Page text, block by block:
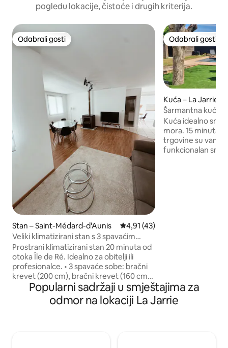
pogledu lokacije, čistoće i drugih kriterija.
Odabrali gosti
Odabrali gosti
Stan – Saint-Médard-d'Aunis Prosječna ocjena: 4,91/5,
4,91 (43)
Veliki klimatizirani stan s 3 spavaćim
sobama, 15 minuta od plaža
Prostrani klimatizirani stan 20 minuta od
otoka Île de Ré. Idealno za obitelji ili
profesionalce. • 3 spavaće sobe: bračni
krevet (200 cm), bračni krevet (160 cm) i
krevet za jednu osobu (90 cm). • Udoban
dnevni boravak sa stolom za 6 osoba i
televizorom. • Potpuno opremljena
Odabrali gosti
Odabrali gosti
Kuća – La Jarrie
Šarmantna kuća
i jacuzzi.
Kuća idealno
mora. 15 minuta od
trgovine su vam
funkcionalan
Popularni sadržaji u smještajima za
odmor na lokaciji La Jarrie